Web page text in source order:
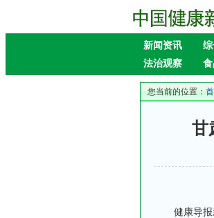
新闻资讯 综
法治观察
您当前的位置：
甘
健康导报新